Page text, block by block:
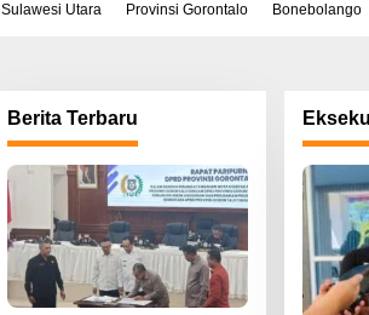
Sulawesi Utara Provinsi Gorontalo Bonebolango
Berita Terbaru